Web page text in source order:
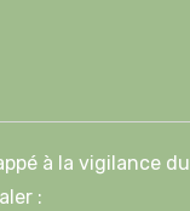
à la vigilance du
: